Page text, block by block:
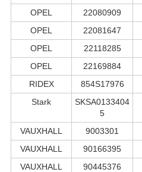
OPEL
22080909
OPEL
22081647
OPEL
22118285
OPEL
22169884
RIDEX
854S17976
Stark
SKSA0133404
5
VAUXHALL 9003301
VAUXHALL
90166395
VAUXHALL
90445376